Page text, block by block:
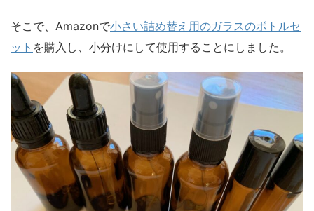
そこで、Amazonで小さい詰め替え用のガラスのボトルセ
ット を購入し、小分けにして使用することにしました。